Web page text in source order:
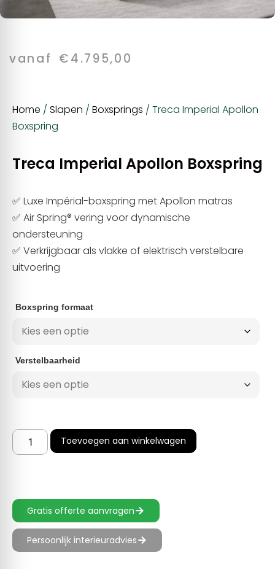
vanaf €4.795,00
Home / Slapen / Boxsprings / Treca Imperial Apollon
Boxspring
Treca Imperial Apollon Boxspring
✅ Luxe Impérial-boxspring met Apollon matras
✅ Air Spring® vering voor dynamische
ondersteuning
✅ Verkrijgbaar als vlakke of elektrisch verstelbare
uitvoering
Boxspring formaat
Verstelbaarheid
Toevoegen aan winkelwagen
Gratis offerte aanvragen
Persoonlijk interieuradvies